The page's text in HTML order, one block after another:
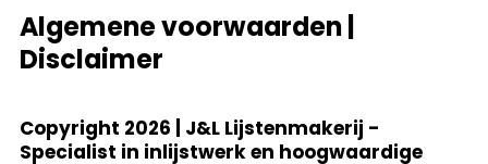
Algemene voorwaarden
Disclaimer
Copyright 2026 | J&L Lijstenmakerij -
Specialist in inlijstwerk en hoogwaardige